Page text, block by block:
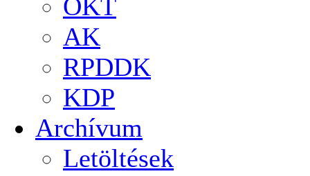
OKT
AK
RPDDK
KDP
Archívum
Letöltések